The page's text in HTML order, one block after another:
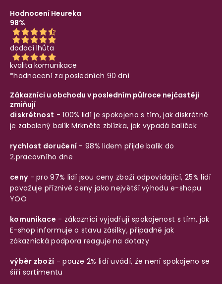
Hodnocení Heureka
98%
dodací lhůta
kvalita komunikace
*hodnocení za posledních 90 dní
Zákazníci u obchodu v posledním půlroce nejčastěji
zmiňují
diskrétnost - 100% lidí je spokojeno s tím, jak diskrétně
je zabalený balíkMrkněte zblízka, jak vypadá balíček
rychlost doručení - 98% lidem přijde balík do
2.pracovního dne
ceny- pro 97% lidí jsou ceny zboží odpovídající, 25% lidí
považuje příznivé ceny jako největší výhodu e-shopu
YOO
komunikace - zákazníci vyjadřují spokojenost s tím, jak
E-shop informuje o stavu zásilky, případně jak
zákaznická podpora reaguje na dotazy
výběr zboží - pouze 2% lidí uvádí, že není spokojeno se
šíří sortimentu